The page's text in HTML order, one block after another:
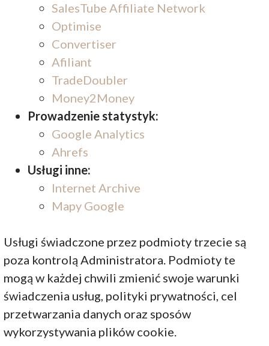
SalesTube Affiliate Network
Optimise
Convertiser
Afiliant
TradeDoubler
Money2Money
Prowadzenie statystyk:
Google Analytics
Ahrefs
Usługi inne:
Internet Archive
Mapy Google
Usługi świadczone przez podmioty trzecie są
poza kontrolą Administratora. Podmioty te
mogą w każdej chwili zmienić swoje warunki
świadczenia usług, polityki prywatności, cel
przetwarzania danych oraz sposów
wykorzystywania plików cookie.